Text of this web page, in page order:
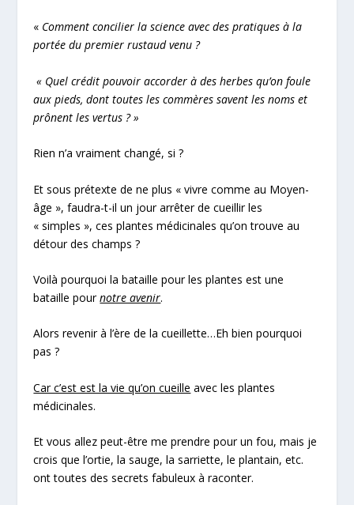
« Comment concilier la science avec des pratiques à la
portée du premier rustaud venu ?
« Quel crédit pouvoir accorder à des herbes qu’on foule
aux pieds, dont toutes les commères savent les noms et
prônent les vertus ? »
Rien n’a vraiment changé, si ?
Et sous prétexte de ne plus « vivre comme au Moyen-
âge », faudra-t-il un jour arrêter de cueillir les
« simples », ces plantes médicinales qu’on trouve au
détour des champs ?
Voilà pourquoi la bataille pour les plantes est une
bataille pournotre avenir.
Alors revenir à l’ère de la cueillette…Eh bien pourquoi
pas ?
Car c’est est la vie qu’on cueille avec les plantes
médicinales.
Et vous allez peut-être me prendre pour un fou, mais je
crois que l’ortie, la sauge, la sarriette, le plantain, etc.
ont toutes des secrets fabuleux à raconter.